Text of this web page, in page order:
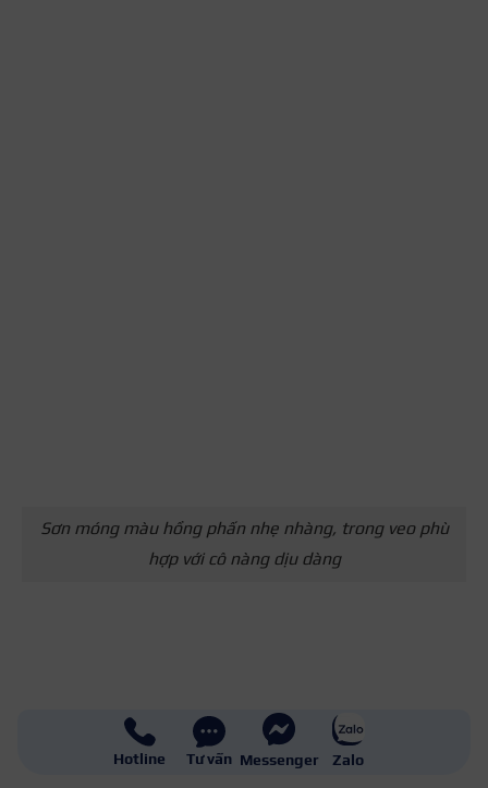
Sơn móng màu hồng phấn nhẹ nhàng, trong veo phù
hợp với cô nàng dịu dàng
Hotline Tư vấn Messenger Zalo